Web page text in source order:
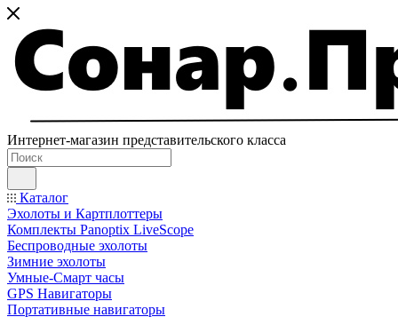
Интернет-магазин представительского класса
Каталог
Эхолоты и Картплоттеры
Комплекты Panoptix LiveScope
Беспроводные эхолоты
Зимние эхолоты
Умные-Смарт часы
GPS Навигаторы
Портативные навигаторы